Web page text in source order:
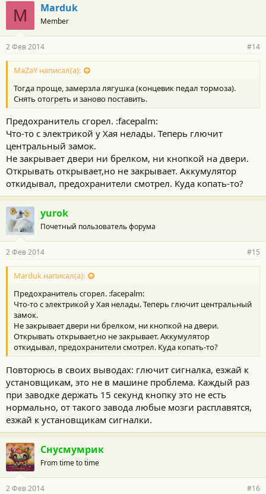
M Marduk
Member
2 Фев 2014 #14
MaZaY написал(а):
Тогда проще, замерзла лягушка (концевик педал тормоза).
Снять отогреть и заново поставить.
Предохранитель сгорел. :facepalm:
Что-то с электрикой у Хая нелады. Теперь глючит
центральный замок.
Не закрывает двери ни брелком, ни кнопкой на двери.
Открывать открывает,но не закрывает. Аккумулятор
откидывал, предохранители смотрел. Куда копать-то?
yurok
Почетный пользователь форума
2 Фев 2014 #15
Marduk написал(а):
Предохранитель сгорел. :facepalm:
Что-то с электрикой у Хая нелады. Теперь глючит центральный
замок.
Не закрывает двери ни брелком, ни кнопкой на двери.
Открывать открывает,но не закрывает. Аккумулятор
откидывал, предохранители смотрел. Куда копать-то?
Повторюсь в своих выводах: глючит сигналка, езжай к
установщикам, это не в машине проблема. Каждый раз
при заводке держать 15 секунд кнопку это не есть
нормально, от такого завода любые мозги расплавятся,
езжай к установщикам сигналки.
Снусмумрик
From time to time
2 Фев 2014 #16